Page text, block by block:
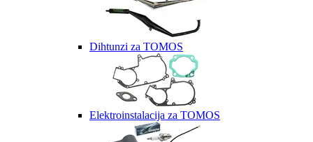
Dihtunzi za TOMOS
Elektroinstalacija za TOMOS